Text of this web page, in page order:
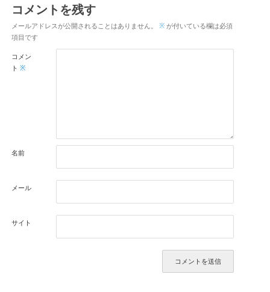
コメントを残す
メールアドレスが公開されることはありません。 ※が付いている欄は必須
項目です
コメン
ト ※
名前
メール
サイト